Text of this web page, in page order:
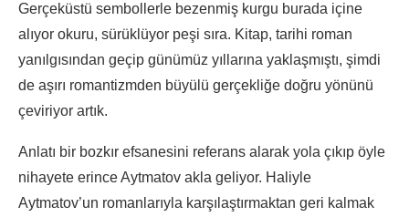
Gerçeküstü sembollerle bezenmiş kurgu burada içine
alıyor okuru, sürüklüyor peşi sıra. Kitap, tarihi roman
yanılgısından geçip günümüz yıllarına yaklaşmıştı, şimdi
de aşırı romantizmden büyülü gerçekliğe doğru yönünü
çeviriyor artık.
Anlatı bir bozkır efsanesini referans alarak yola çıkıp öyle
nihayete erince Aytmatov akla geliyor. Haliyle
Aytmatov’un romanlarıyla karşılaştırmaktan geri kalmak